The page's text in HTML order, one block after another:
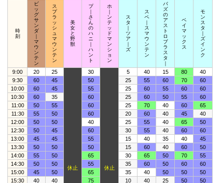
時
刻
ビ
ッ
グ
サ
ン
ダ
｜
マ
ウ
ン
テ
ン
ス
プ
ラ
ッ
シ
ュ
マ
ウ
ン
テ
ン
美
女
と
野
獣
プ
｜
さ
ん
の
ハ
ニ
｜
ハ
ン
ト
ホ
｜
ン
テ
ッ
ド
マ
ン
シ
ョ
ン
ス
タ
｜
ツ
ア
｜
ズ
ス
ペ
｜
ス
マ
ウ
ン
テ
ン
バ
ズ
の
ア
ス
ト
ロ
ブ
ラ
ス
タ
｜
ベ
イ
マ
ッ
ク
ス
モ
ン
ス
タ
｜
ズ
イ
ン
ク
9:00 20 25
休止
30
休止
5 40 15 80
40
9:30
60 45 50 25 55 60 70
60
10:00
60 45 55 25 60 55 60
60
10:30
60 35 60 25 60 50 55
60
11:00
50 55 60 25 70 40 60
65
11:30
55 50 60 20 60 40 45
40
12:00
50 50 40 25 55 40 65
50
12:30
50 45 60 30 55 40 60
60
13:00
45 45 55 15 40 35 40
45
13:30
50 50 50 15 60 40 60
50
14:00
55 50 65 30 65 50 70
55
14:30
50 50 55 35 60 50 60
60
15:00
45 50 65 35 40 50 50
50
15:30
40 40 75 10 40 25 50
50